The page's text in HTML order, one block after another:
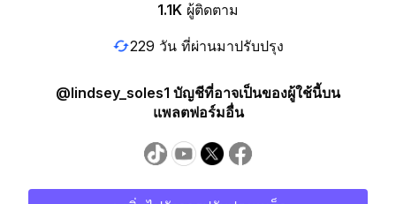
1.1K ผู้ติดตาม
229 วัน ที่ผ่านมาปรับปรุง
@lindsey_soles1 บัญชีที่อาจเป็นของผู้ใช้นี้บน
แพลตฟอร์มอื่น